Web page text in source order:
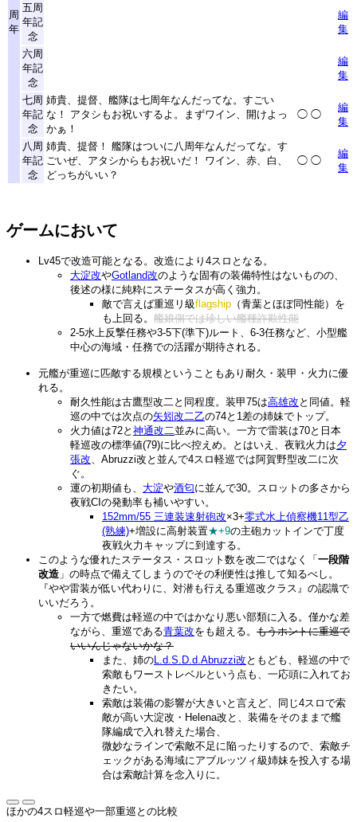
周
年
五周
年記
念
編
集
六周
年記
念
編
集
七周
年記
念
姉貴、提督、艦隊は七周年なんだってな。すごい
な！ アタシもお祝いするよ。まずワイン、開けよっ
かぁ！
◯ ◯
編
集
八周
年記
念
姉貴、提督！ 艦隊はついに八周年なんだってな。す
ごいぜ、アタシからもお祝いだ！ ワイン、赤、白、
どっちがいい？
◯ ◯
編
集
ゲームにおいて
Lv45で改造可能となる。改造により4スロとなる。
大淀改やGotland改のような固有の装備特性はないものの、
後述の様に純粋にステータスが高く強力。
敵で言えば重巡リ級flagship （青葉とほぼ同性能）を
も上回る。 艦娘側では珍しい艦種詐欺性能
2-5水上反撃任務や3-5下(準下)ルート、6-3任務など、小型艦
中心の海域・任務での活躍が期待される。
元艦が重巡に匹敵する規模ということもあり耐久・装甲・火力に優
れる。
耐久性能は古鷹型改二と同程度。装甲75は高雄改 と同値。軽
巡の中では次点の矢矧改二乙の74と1差の姉妹でトップ。
火力値は72と 神通改二並みに高い。一方で雷装は70と日本
軽巡改の標準値(79)に比べ控えめ。とはいえ、夜戦火力は夕
張改 、Abruzzi改と並んで4スロ軽巡では阿賀野型改二に次
ぐ。
運の初期値も、 大淀や酒匂に並んで30。スロットの多さから
夜戦CIの発動率も補いやすい。
152mm/55 三連装速射砲改×3+零式水上偵察機11型乙
(熟練)+増設に高射装置★+9の主砲カットインで丁度
夜戦火力キャップに到達する。
このような優れたステータス・スロット数を改二ではなく「 一段階
改造 」の時点で備えてしまうのでその利便性は推して知るべし。
『やや雷装が低い代わりに、対潜も行える重巡改クラス』の認識で
いいだろう。
一方で燃費は軽巡の中ではかなり悪い部類に入る。僅かな差
ながら、重巡である青葉改をも超える。 もうホントに重巡で
いいんじゃないかな？
また、姉の L.d.S.D.d.Abruzzi改 ともども、軽巡の中で
索敵もワーストレベルという点も、一応頭に入れてお
きたい。
索敵は装備の影響が大きいと言えど、同じ4スロで索
敵が高い大淀改・Helena改と、装備をそのままで艦
隊編成で入れ替えた場合、
微妙なラインで索敵不足に陥ったりするので、索敵チ
ェックがある海域にアブルッツィ級姉妹を投入する場
合は索敵計算を念入りに。
ほかの4スロ軽巡や一部重巡との比較